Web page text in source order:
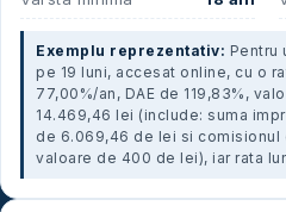
Exemplu reprezentativ: Pentru
pe 19 luni, accesat online, cu o
77,00%/an, DAE de 119,83%,
14.469,46 lei (include: suma
de 6.069,46 de lei si comisionul
valoare de 400 de lei), iar rata